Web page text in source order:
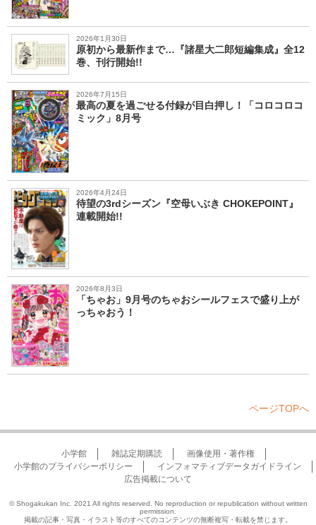
2026年1月30日
原初から最新作まで…『諸星大二郎短編集成』全12
巻、刊行開始!!
2026年7月15日
最高の夏を過ごせる付録が目白押し！「コロコロコ
ミック」8月号
2026年4月24日
待望の3rdシーズン『空母いぶき CHOKEPOINT』
連載開始!!
2026年8月3日
「ちゃお」9月号のちゃおシールフェスで盛り上が
っちゃおう！
ページTOPへ
小学館 雑誌定期購読
画像使用・著作権
小学館のプライバシーポリシー
インフォマティブデータガイドライン
広告掲載について
© Shogakukan Inc. 2021 All rights reserved. No reproduction or republication without written
permission.
掲載の記事・写真・イラスト等のすべてのコンテンツの無断複写・転載を禁じます。